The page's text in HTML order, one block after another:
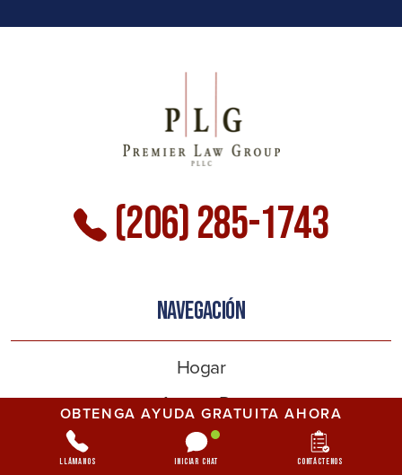
(206) 285-1743
NAVEGACIÓN
Hogar
Acerca De
Áreas En Las Que Prestamos Servicios
OBTENGA AYUDA GRATUITA AHORA
Llámanos Iniciar chat Contáctenos